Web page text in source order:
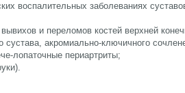
воспалительных заболеваниях
и переломов костей верхней
акромиально-ключичного
лопаточные периартриты;